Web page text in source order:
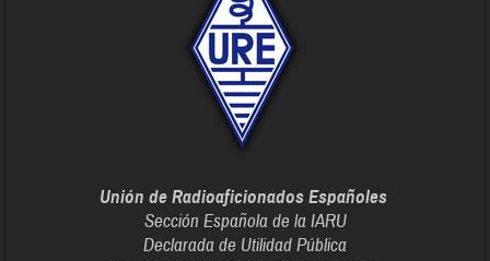
Unión de Radioaficionados Españoles
Sección Española de la IARU
Declarada de Utilidad Pública